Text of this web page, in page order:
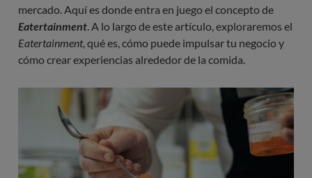
mercado. Aquí es donde entra en juego el concepto de
Eatertainment . A lo largo de este artículo, exploraremos el
Eatertainment, qué es, cómo puede impulsar tu negocio y
cómo crear experiencias alrededor de la comida.